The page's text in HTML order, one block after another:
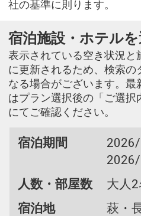
社の基準に則ります。
宿泊施設・ホテル
表示されている空き状況と
に更新されるため、検索の
なる場合がございます。最
はプラン選択後の「ご選
にてご確認ください。
宿泊期間
人数・部屋数
大人
宿泊地
萩・